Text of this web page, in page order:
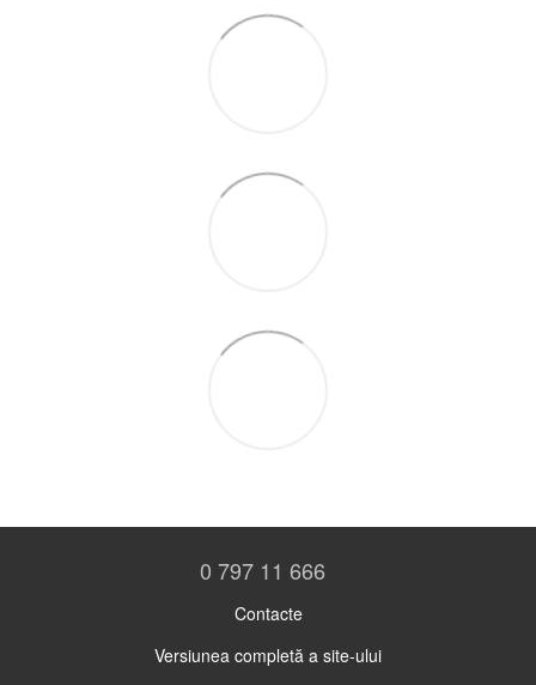
0 797 11 666
Contacte
Versiunea completă a site-ului